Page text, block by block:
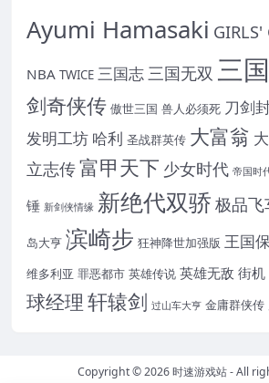
Ayumi Hamasaki GIRLS'
NBA TWICE 三国志三国无双 三
剑奇侠传 傲世三国 兽人必须死 刀剑
发明工坊 哈利 圣战群英传 大富翁
立志传富甲天下 少女时代 帝国时
锤 新剑侠情缘 新绝代双骄 极品飞
岛大亨 滨崎步 狂神降世加强版 王国
维多利亚 罪恶都市 英雄传说 英雄无敌 街机
球经理 轩辕剑 过山车大亨 金庸群侠传
Copyright © 2026时速游戏站- All